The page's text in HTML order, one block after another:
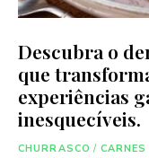
Descubra o
que
experiências
inesquecíveis.
CHURRASCO / CARNES